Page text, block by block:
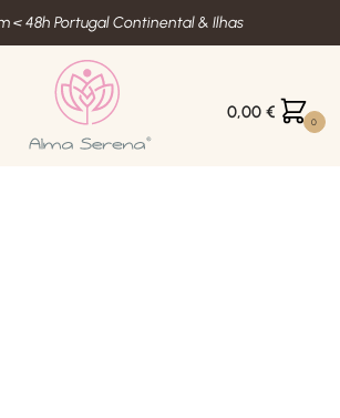
< 48h Portugal Continental & Ilhas
0,00 € 0